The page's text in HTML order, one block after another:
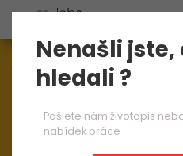
Aktuálně1545
Nenašli jste,
hledali ?
Pošlete nám životopis
nabídek práce